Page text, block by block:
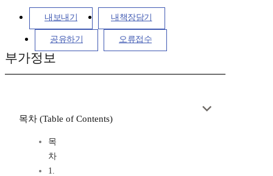
내보내기 내책장담기
공유하기 오류접수
부가정보
목차 (Table of Contents)
목
차
1.